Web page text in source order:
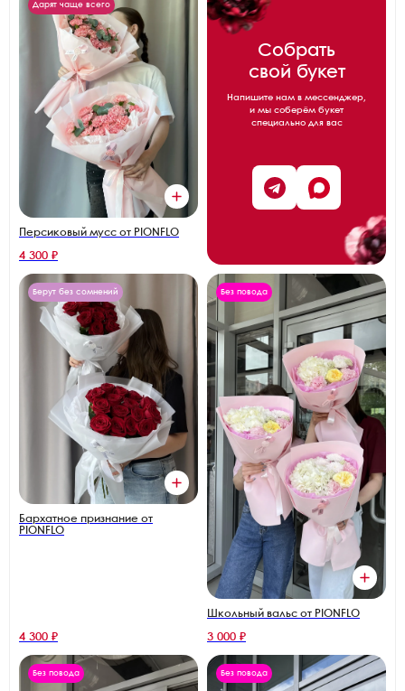
Дарят чаще всего
Персиковый мусс от PIONFLO
4 300 ₽
Собрать
свой букет
Напишите нам в мессенджер,
и мы соберём букет
специально для вас
Берут без сомнений
Бархатное признание от
PIONFLO
4 300 ₽
Без повода
Школьный вальс от PIONFLO
3 000 ₽
Без повода Без повода